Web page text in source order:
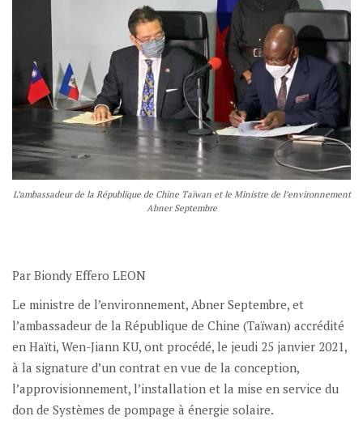
L’ambassadeur de la République de Chine Taïwan et le Ministre de l’environnement
Abner Septembre
Par Biondy Effero LEON
Le ministre de l’environnement, Abner Septembre, et
l’ambassadeur de la République de Chine (Taïwan) accrédité
en Haïti, Wen-Jiann KU, ont procédé, le jeudi 25 janvier 2021,
à la signature d’un contrat en vue de la conception,
l’approvisionnement, l’installation et la mise en service du
don de Systèmes de pompage à énergie solaire.